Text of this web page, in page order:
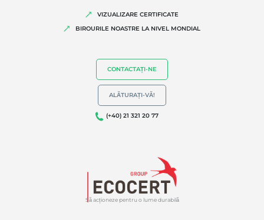
Responsabilitate socială corporativă
Să acționeze pentru o lume durabilă
VIZUALIZARE CERTIFICATE
BIROURILE NOASTRE LA NIVEL MONDIAL
CONTACTAȚI-NE
ALĂTURAȚI-VĂ!
(+40) 21 321 20 77